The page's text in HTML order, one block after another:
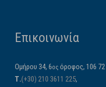
Επικοινωνία
Ομήρου 34, 6ος όροφος, 106
Τ.(+30) 210 3611 225,